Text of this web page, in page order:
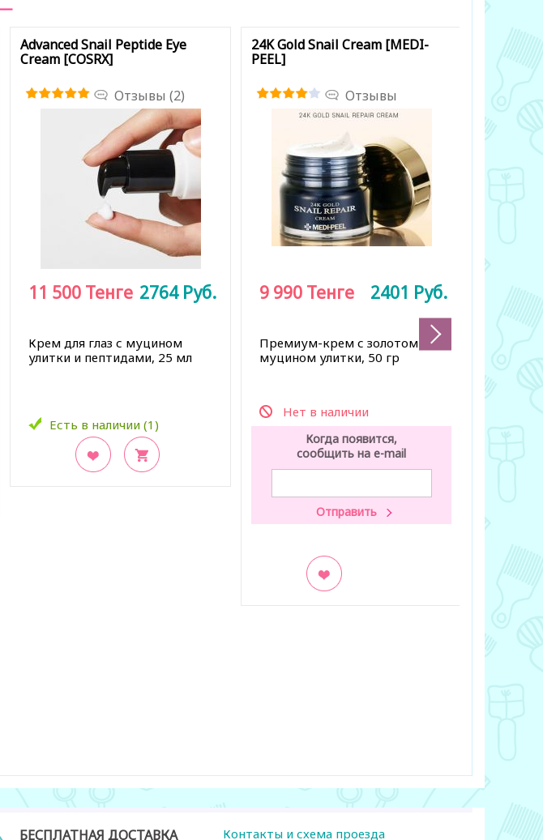
Advanced Snail Peptide Eye
Cream [COSRX]
Отзывы (2)
Крем для глаз с муцином
улитки и пептидами, 25 мл
Есть в наличии (1)
11 500 Тенге 2764 Руб.
24K Gold Snail Cream [MEDI-
PEEL]
Отзывы
Премиум-крем с золотом и
муцином улитки, 50 гр
Нет в наличии
9 990 Тенге 2401 Руб.
Когда появится,
сообщить на e-mail
БЕСПЛАТНАЯ ДОСТАВКА Контакты и схема проезда